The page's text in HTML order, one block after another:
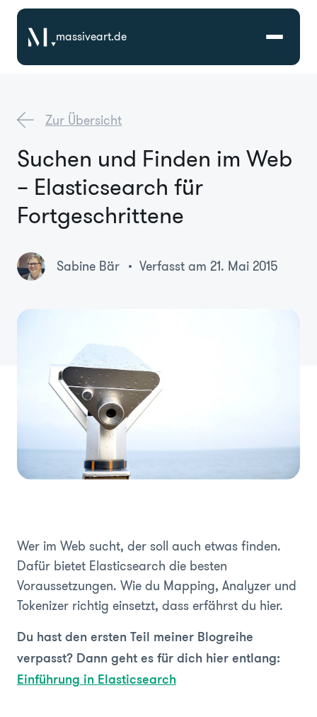
massiveart.de
Referenzen
Branchen
Karriere
Zur Übersicht
Suchen und Finden im Web
– Elasticsearch für
Fortgeschrittene
Sabine Bär Verfasst am 21. Mai 2015
Wer im Web sucht, der soll auch etwas finden.
Dafür bietet Elasticsearch die besten
Voraussetzungen. Wie du Mapping, Analyzer und
Tokenizer richtig einsetzt, dass erfährst du hier.
Du hast den ersten Teil meiner Blogreihe
verpasst? Dann geht es für dich hier entlang:
Einführung in Elasticsearch